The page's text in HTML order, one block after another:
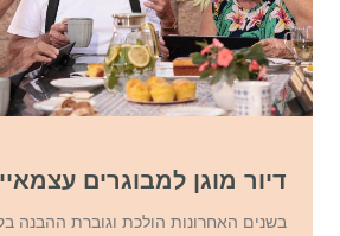
דיור מוגן למבוגרים
בשנים האחרונות הולכת וגוברת ההבנה